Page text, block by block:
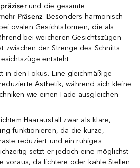
präziserund die gesamte
Präsenz. Besonders harmonisch
ovalen Gesichtsformen, die als
bei weicheren Gesichtszügen
zwischen der Strenge des Schnitts
entsteht.
in den Fokus. Eine gleichmäßige
Ästhetik, während sich kleine
wie einen Fade ausgleichen
Haarausfall zwar als klare,
funktionieren, da die kurze,
reduziert und ein ruhiges
setzt er jedoch eine möglichst
voraus, da lichtere oder kahle Stellen